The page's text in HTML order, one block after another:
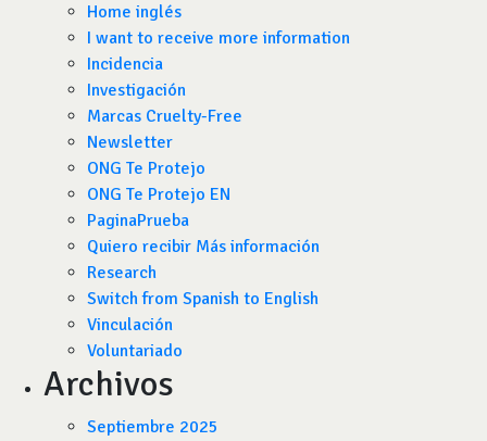
Home inglés
I want to receive more information
Incidencia
Investigación
Marcas Cruelty-Free
Newsletter
ONG Te Protejo
ONG Te Protejo EN
PaginaPrueba
Quiero recibir Más información
Research
Switch from Spanish to English
Vinculación
Voluntariado
Archivos
Septiembre 2025